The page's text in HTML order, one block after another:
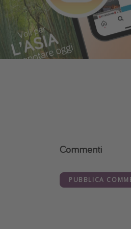
Commenti
PUBBLICA